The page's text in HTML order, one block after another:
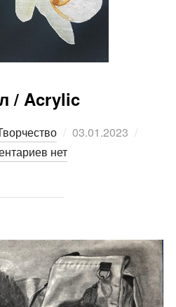
/ Acrylic
Опубликовано
03.01.2023
нет